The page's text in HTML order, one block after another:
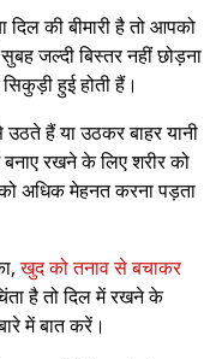
की बीमारी है तो आपको
जल्दी बिस्तर नहीं छोड़ना
हुई होती हैं।
हैं या उठकर बाहर यानी
रखने के लिए शरीर को
अधिक मेहनत करना पड़ता
खुद को तनाव से बचाकर
है तो दिल में रखने के
में बात करें।